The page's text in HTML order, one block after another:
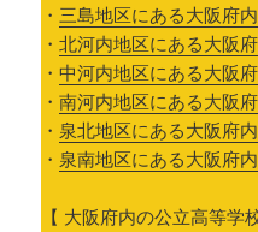
・三島地区にある大阪府
・北河内地区にある大阪
・中河内地区にある大阪
・南河内地区にある大阪
・ 泉北地区にある大阪府
・ 泉南地区にある大阪府
【 大阪府内の公立高等学